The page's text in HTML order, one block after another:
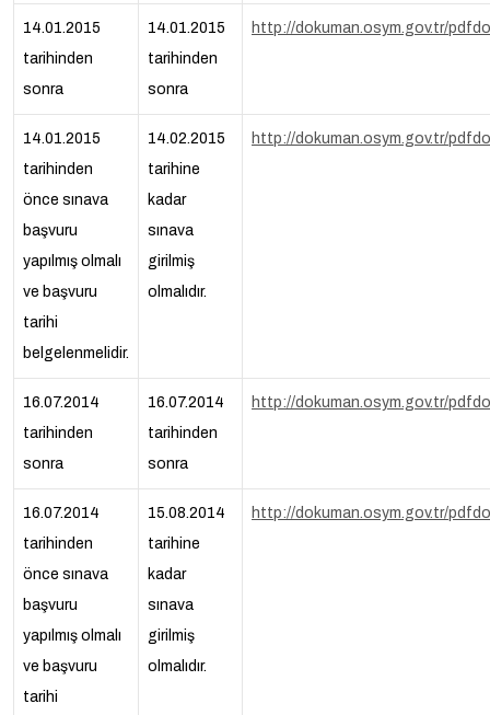
14.01.2015
tarihinden
sonra
14.01.2015
tarihinden
sonra
http://dokuman.osym.gov.tr/
14.01.2015
tarihinden
önce sınava
başvuru
yapılmış olmalı
ve başvuru
tarihi
belgelenmelidir.
14.02.2015
tarihine
kadar
sınava
girilmiş
olmalıdır.
http://dokuman.osym.gov.tr/
16.07.2014
tarihinden
sonra
16.07.2014
tarihinden
sonra
http://dokuman.osym.gov.tr/
16.07.2014
tarihinden
önce sınava
başvuru
yapılmış olmalı
ve başvuru
tarihi
15.08.2014
tarihine
kadar
sınava
girilmiş
olmalıdır.
http://dokuman.osym.gov.tr/